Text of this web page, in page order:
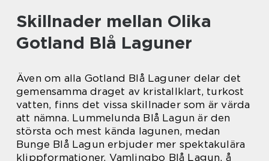
Skillnader mellan Olika
Gotland Blå Laguner
Även om alla Gotland Blå Laguner delar det
gemensamma draget av kristallklart, turkost
vatten, finns det vissa skillnader som är värda
att nämna. Lummelunda Blå Lagun är den
största och mest kända lagunen, medan
Bunge Blå Lagun erbjuder mer spektakulära
klippformationer. Vamlingbo Blå Lagun, å